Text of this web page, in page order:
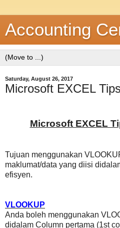
Accounting
Saturday, August 26, 2017
Microsoft EXCEL
Microsoft EXCEL
Tujuan menggunakan
maklumat/data yang diisi
efisyen.
VLOOKUP
Anda boleh menggunakan
didalam Column pertama (1st